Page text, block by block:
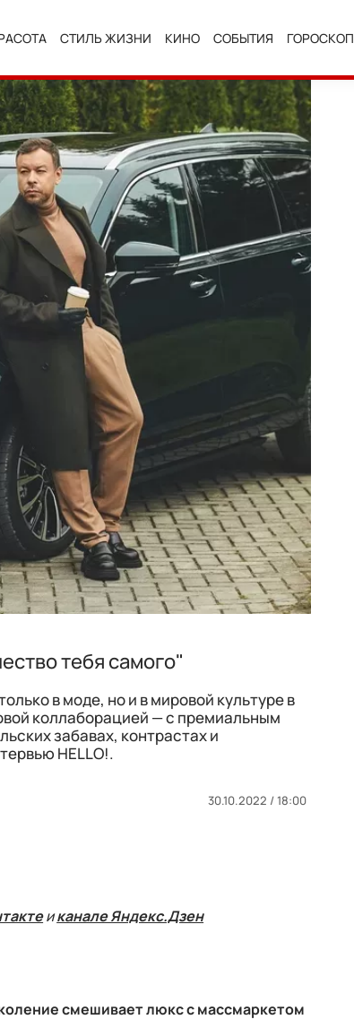
СТИЛЬ ЖИЗНИ КИНО СОБЫТИЯ ГОРОСКОП
тебя самого"
в моде, но и в мировой культуре в
коллаборацией — с премиальным
забавах, контрастах и
HELLO!.
30.10.2022 / 18:00
иканале Яндекс.Дзен
смешивает люкс с массмаркетом